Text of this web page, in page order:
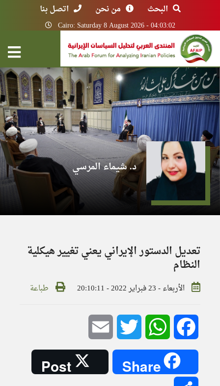
البحث من نحن اتصل بنا
Cairo: Saturday 8 August 2026 - 04:03:02
د. شيماء المرسي
تعديل الدستور الإيراني يعني تغيير هيكلية
النظام
الأربعاء - 23 فبراير 2022 - 20:10:11 طباعة
Facebook
WhatsApp
Twitter
Share
Post